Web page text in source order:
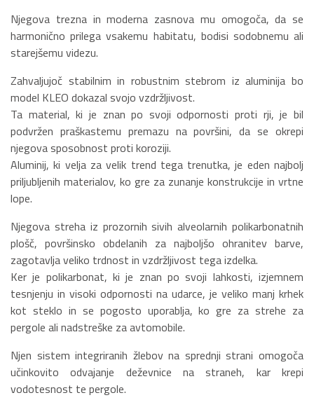
Njegova trezna in moderna zasnova mu omogoča, da se
harmonično prilega vsakemu habitatu, bodisi sodobnemu ali
starejšemu videzu.
Zahvaljujoč stabilnim in robustnim stebrom iz aluminija bo
model KLEO dokazal svojo vzdržljivost.
Ta material, ki je znan po svoji odpornosti proti rji, je bil
podvržen praškastemu premazu na površini, da se okrepi
njegova sposobnost proti koroziji.
Aluminij, ki velja za velik trend tega trenutka, je eden najbolj
priljubljenih materialov, ko gre za zunanje konstrukcije in vrtne
lope.
Njegova streha iz prozornih sivih alveolarnih polikarbonatnih
plošč, površinsko obdelanih za najboljšo ohranitev barve,
zagotavlja veliko trdnost in vzdržljivost tega izdelka.
Ker je polikarbonat, ki je znan po svoji lahkosti, izjemnem
tesnjenju in visoki odpornosti na udarce, je veliko manj krhek
kot steklo in se pogosto uporablja, ko gre za strehe za
pergole ali nadstreške za avtomobile.
Njen sistem integriranih žlebov na sprednji strani omogoča
učinkovito odvajanje deževnice na straneh, kar krepi
vodotesnost te pergole.